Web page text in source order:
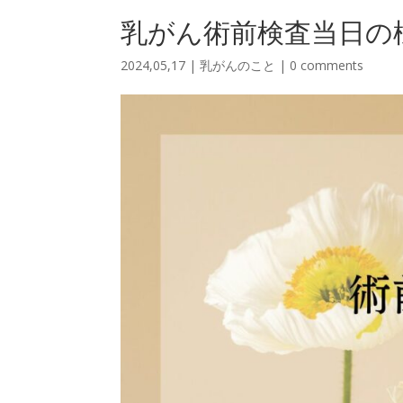
乳がん術前検査当日の
2024,05,17 |乳がんのこと | 0 comments